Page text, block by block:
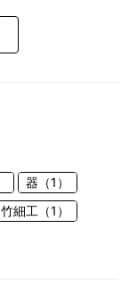
器（1）
竹細工（1）